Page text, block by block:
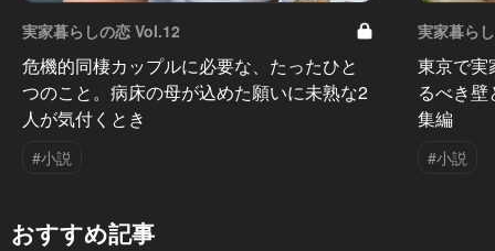
実家暮らしの恋 Vol.12
危機的同棲カップルに必要な、たったひと
つのこと。病床の母が込めた願いに未熟な2
人が気付くとき
#小説
実家暮ら
東京で実
るべき
集編
#小説
おすすめ記事